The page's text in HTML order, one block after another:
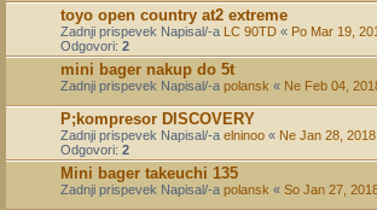
toyo open country at2 extreme
Zadnji prispevek Napisal/-a LC 90TD « Po Mar 19,
Odgovori: 2
mini bager nakup do 5t
Zadnji prispevek Napisal/-a polansk « Ne Feb 04,
P;kompresor DISCOVERY
Zadnji prispevek Napisal/-a elninoo « Ne Jan 28,
Odgovori: 2
Mini bager takeuchi 135
Zadnji prispevek Napisal/-a polansk « So Jan 27,